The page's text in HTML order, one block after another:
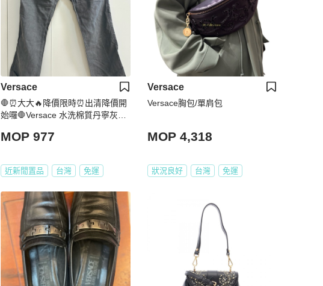
Versace
🛑⏰大大🔥降價限時⏰出清降價開
始囉🛑Versace 水洗棉質丹寧灰色
MOP 977
近新閒置品 台灣 免運
Versace
Versace胸包/單肩包
MOP 4,318
狀況良好 台灣 免運